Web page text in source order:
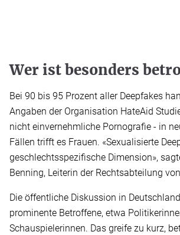
Wer ist besonders
Bei 90 bis 95 Prozent aller Deepfakes
Angaben der Organisation HateAid
nicht einvernehmliche Pornografie - in
Fällen trifft es Frauen. «Sexualisierte
geschlechtsspezifische Dimension»,
Benning, Leiterin der Rechtsabteilung
Die öffentliche Diskussion in
prominente Betroffene, etwa
Schauspielerinnen. Das greife zu kurz,